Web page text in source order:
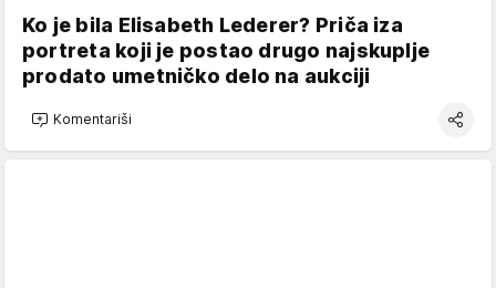
Ko je bila Elisabeth Lederer? Priča iza
portreta koji je postao drugo najskuplje
prodato umetničko delo na aukciji
Komentariši